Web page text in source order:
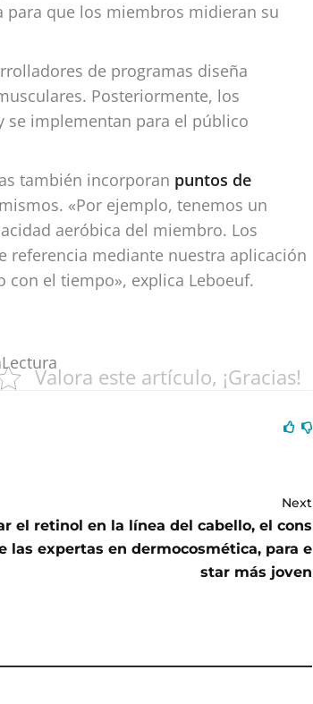
para que los miembros midieran su
de programas diseña
Posteriormente, los
se implementan para el público
también incorporan puntos de
«Por ejemplo, tenemos un
aeróbica del miembro. Los
referencia mediante nuestra aplicación
el tiempo», explica Leboeuf.
Valora este artículo, ¡Gracias!
Next
el retinol en la línea del cabello, el cons
las expertas en dermocosmética, para e
star más joven